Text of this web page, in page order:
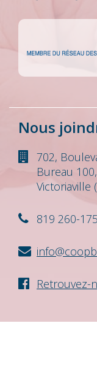
Nous
702,
Bureau 100,
Victoriaville
819 260-
Retrouvez-